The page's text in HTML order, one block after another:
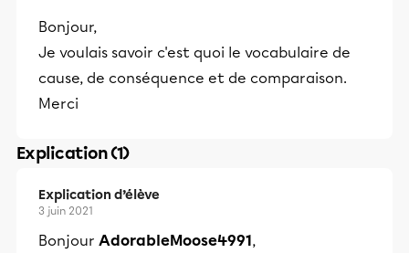
Bonjour,
Je voulais savoir c'est quoi le vocabulaire de
cause, de conséquence et de comparaison.
Merci
Explication (1)
Explication d’élève
3 juin 2021
Bonjour AdorableMoose4991,